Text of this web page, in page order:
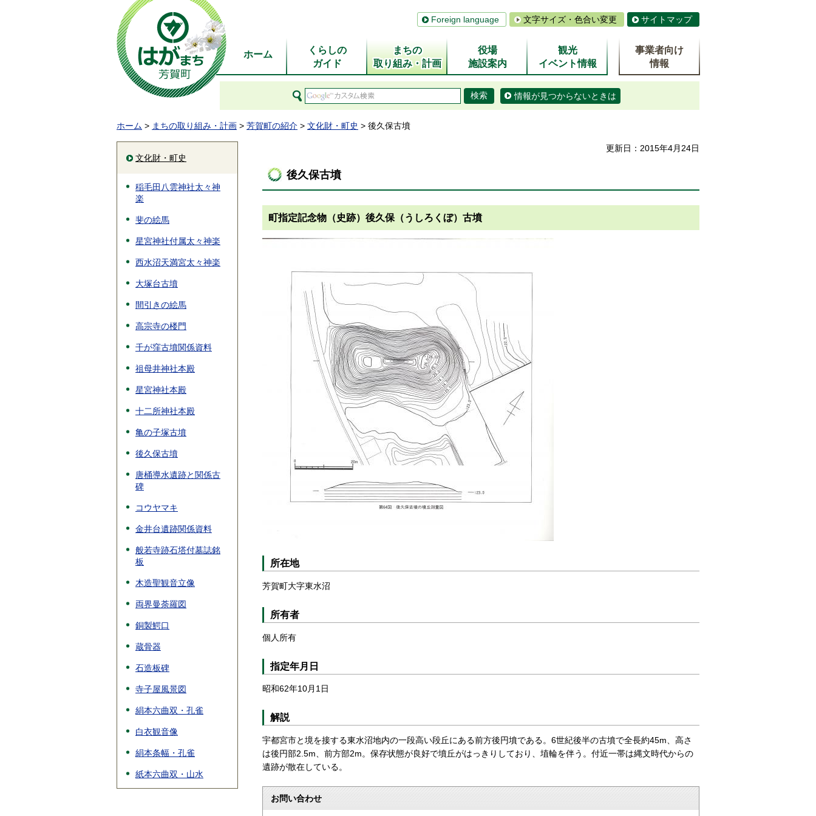
Foreign language 文字サイズ・色合い変更 サイトマップ
ホーム
くらしの
ガイド
まちの
取り組み・計画
役場
施設案内
観光
イベント情報
事業者向け
情報
情報が見つからないときは
ホーム > まちの取り組み・計画 > 芳賀町の紹介 > 文化財・町史 > 後久保古墳
文化財・町史
稲毛田八雲神社太々神
楽
斐の絵馬
星宮神社付属太々神楽
西水沼天満宮太々神楽
大塚台古墳
間引きの絵馬
高宗寺の楼門
千が窪古墳関係資料
祖母井神社本殿
星宮神社本殿
十二所神社本殿
亀の子塚古墳
後久保古墳
唐桶導水遺跡と関係古
碑
コウヤマキ
金井台遺跡関係資料
般若寺跡石塔付墓誌銘
板
木造聖観音立像
両界曼荼羅図
銅製鰐口
蔵骨器
石造板碑
寺子屋風景図
絹本六曲双・孔雀
白衣観音像
絹本条幅・孔雀
紙本六曲双・山水
更新日：2015年4月24日
後久保古墳
町指定記念物（史跡）後久保（うしろくぼ）古墳
所在地
芳賀町大字東水沼
所有者
個人所有
指定年月日
昭和62年10月1日
解説
宇都宮市と境を接する東水沼地内の一段高い段丘にある前方後円墳である。6世紀後半の古墳で全長約45m、高さ
は後円部2.5m、前方部2m。保存状態が良好で墳丘がはっきりしており、埴輪を伴う。付近一帯は縄文時代からの
遺跡が散在している。
お問い合わせ